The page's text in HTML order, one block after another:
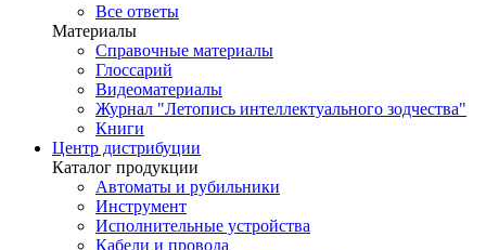
Все ответы
Материалы
Справочные материалы
Глоссарий
Видеоматериалы
Журнал "Летопись интеллектуального зодчества"
Книги
Центр дистрибуции
Каталог продукции
Автоматы и рубильники
Инструмент
Исполнительные устройства
Кабели и провода